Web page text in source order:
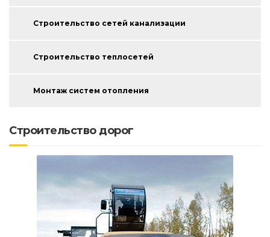
Строительство сетей канализации
Строительство теплосетей
Монтаж систем отопления
Строительство дорог